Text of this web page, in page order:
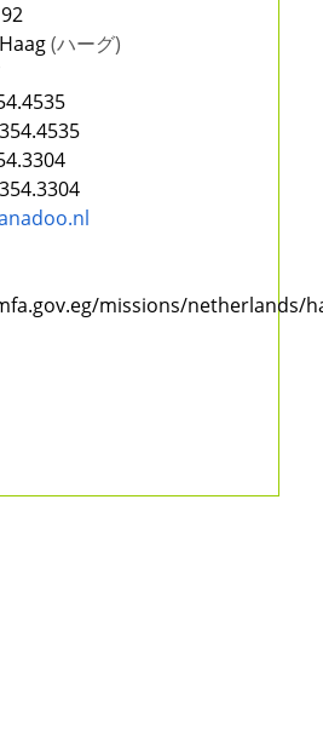
(ハーグ)
missions/netherlands/